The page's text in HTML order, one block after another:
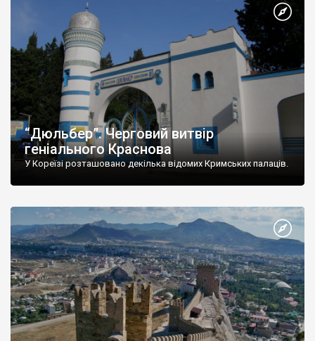
“Дюльбер”. Черговий витвір
геніального Краснова
У Кореїзі розташовано декілька відомих Кримських палаців.